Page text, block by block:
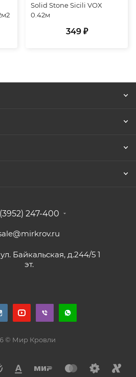
Solid Stone Sicili VOX
0.42м
349 ₽
247-400
Байкальская, д.244/5 1
эт.
© Мир Кровли